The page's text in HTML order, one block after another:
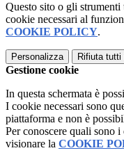
Questo sito o gli
cookie necessari al
COOKIE POLICY.
Personalizza Rifiuta tutti
Gestione cookie
In questa schermata è
I cookie necessari sono
piattaforma e non è
Per conoscere quali sono
visionare la COOKIE